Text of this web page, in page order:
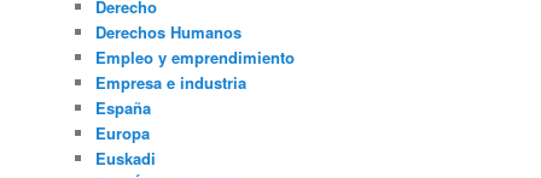
Derecho
Derechos Humanos
Empleo y emprendimiento
Empresa e industria
España
Europa
Euskadi